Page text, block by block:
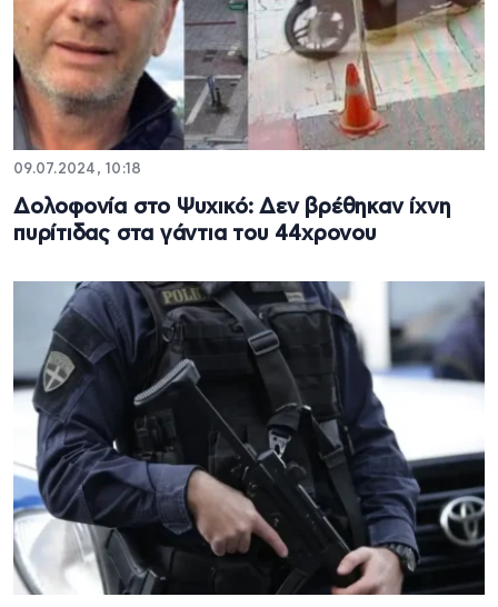
09.07.2024, 10:18
Δολοφονία στο Ψυχικό: Δεν βρέθηκαν ίχνη
πυρίτιδας στα γάντια του 44χρονου